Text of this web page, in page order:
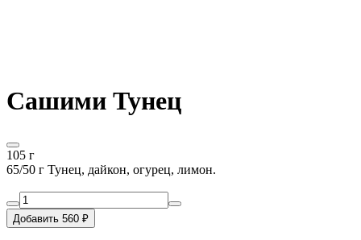
Сашими Тунец
105 г
65/50 г Тунец, дайкон, огурец, лимон.
Добавить 560 ₽